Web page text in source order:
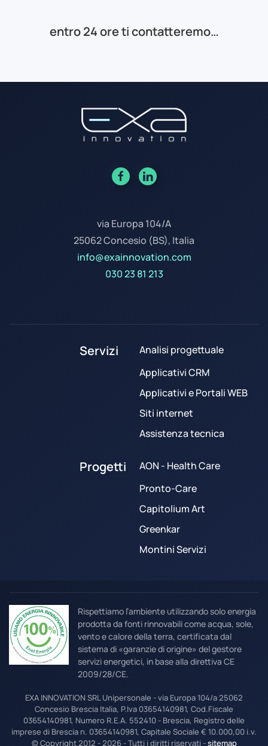
entro 24 ore ti contatteremo…
via Europa 104/A
25062 Concesio (BS), Italia
info@exainnovation.com
030 23 81 213
Servizi
Analisi progettuale
Applicativi CRM
Applicativi e Portali WEB
Siti internet
Assistenza tecnica
Progetti
AON - Health Care
Pronto-Care
Capitolium Art
Greenkar
Montini Servizi
Rispettiamo l’ambiente utilizzando solo energia
prodotta da fonti rinnovabili come acqua, sole,
vento e calore della terra, certificata dal
sistema di «garanzie di origine» del gestore
servizi energetici, in base alla direttiva CE
2009/28/CE.
EXA INNOVATION SRL Unipersonale - via Europa 104/a 25062
Concesio Brescia Italia, P.Iva 03654140981, Cod.Fiscale
03654140981, Numero R.E.A. 552410 - Brescia, Registro delle
imprese di Brescia n. 03654140981, Capitale Sociale € 10.000,00 i.v.
© Copyright 2012 - 2026 - Tutti i diritti riservati -sitemap